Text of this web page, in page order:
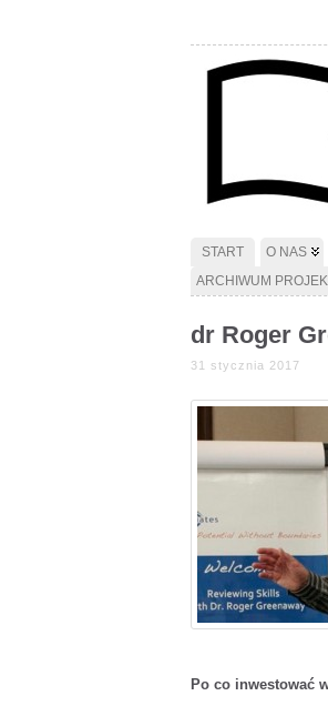
START O NAS
ARCHIWUM
dr Roger
31 stycznia 2017
Po co inwestować